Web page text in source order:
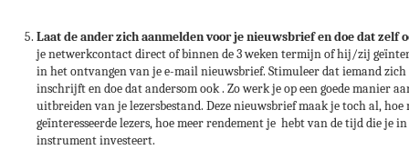
Laat de ander zich aanmelden voor je nieuwsbrief en doe dat zelf
je netwerkcontact direct of binnen de 3 weken termijn of hij/zij
in het ontvangen van je e-mail nieuwsbrief. Stimuleer dat iemand
inschrijft en doe dat andersom ook . Zo werk je op een goede manier
uitbreiden van je lezersbestand. Deze nieuwsbrief maak je toch al, hoe
geïnteresseerde lezers, hoe meer rendement je hebt van de tijd die je
instrument investeert.